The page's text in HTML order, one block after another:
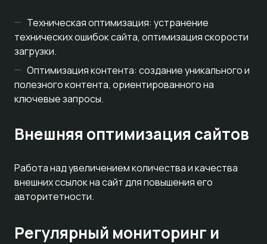
Техническая оптимизация: устранение
технических ошибок сайта, оптимизация скорости
загрузки.
Оптимизация контента: создание уникального и
полезного контента, ориентированного на
ключевые запросы.
Внешняя оптимизация сайтов
Работа над увеличением количества и качества
внешних ссылок на сайт для повышения его
авторитетности.
Регулярный мониторинг и